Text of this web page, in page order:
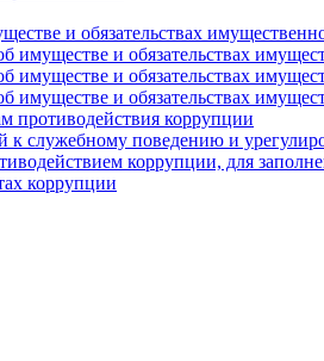
и обязательствах
имуществе и обязательствах
имуществе и обязательствах
имуществе и обязательствах
противодействия коррупции
служебному поведению и
коррупции, для
коррупции